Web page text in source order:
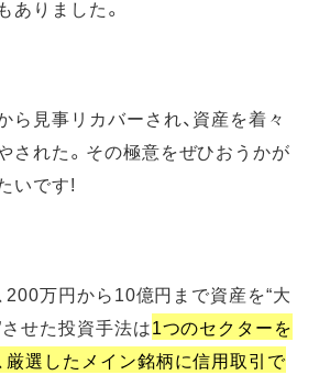
ありました。
ら見事リカバーされ、資産を着々
された。その極意をぜひおうかが
いです!
200万円から10億円まで資産を“大
させた投資手法は1つのセクターを
厳選したメイン銘柄に信用取引で